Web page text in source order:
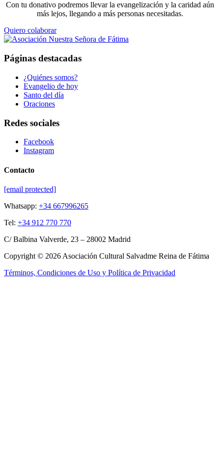
Con tu donativo podremos llevar la evangelización y la caridad aún
más lejos, llegando a más personas necesitadas.
Quiero colaborar
Páginas destacadas
¿Quiénes somos?
Evangelio de hoy
Santo del día
Oraciones
Redes sociales
Facebook
Instagram
Contacto
[email protected]
Whatsapp: +34 667996265
Tel: +34 912 770 770
C/ Balbina Valverde, 23 – 28002 Madrid
Copyright © 2026 Asociación Cultural Salvadme Reina de Fátima
Términos, Condiciones de Uso y Política de Privacidad